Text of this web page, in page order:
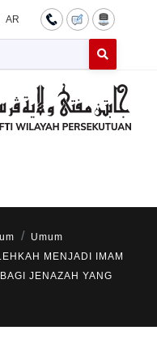
AR
Cari
Umum
MENJADI IMAM
JENAZAH YANG